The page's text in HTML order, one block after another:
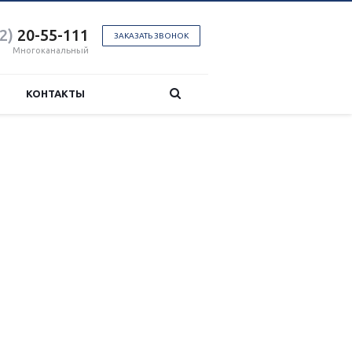
ЗАКАЗАТЬ ЗВОНОК
20-55-111
Многоканальный
КОНТАКТЫ